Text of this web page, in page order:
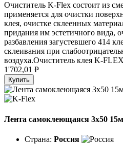
Очиститель K-Flex состоит из
применяется для очистки
клея, очистке склеенных
придания им эстетичного вида,
разбавления загустевшего 414
склеивания при
воздуха.Очиститель клея K-
1'702,01 P
Купить
Лента самоклеющаяся 3x50
Страна: Россия